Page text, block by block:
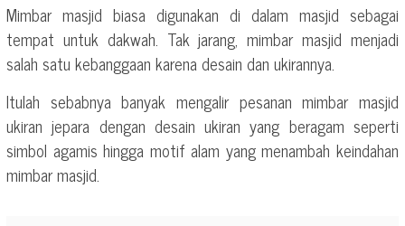
Mimbar masjid biasa digunakan di dalam masjid sebagai
tempat untuk dakwah. Tak jarang, mimbar masjid menjadi
salah satu kebanggaan karena desain dan ukirannya.
Itulah sebabnya banyak mengalir pesanan mimbar masjid
ukiran jepara dengan desain ukiran yang beragam seperti
simbol agamis hingga motif alam yang menambah keindahan
mimbar masjid.